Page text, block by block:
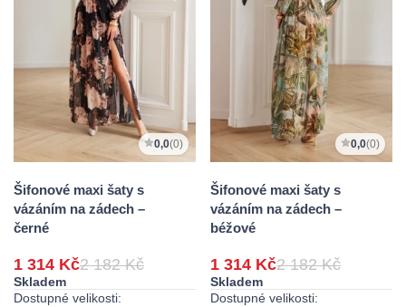
0,0(0)
Šifonové maxi šaty s
vázáním na zádech –
černé
1 314 Kč2 182 Kč
Skladem
Dostupné velikosti:
0,0(0)
Šifonové maxi šaty s
vázáním na zádech –
béžové
1 314 Kč2 182 Kč
Skladem
Dostupné velikosti: